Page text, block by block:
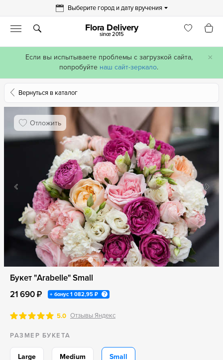
×
Если вы испытываете проблемы с загрузкой сайта,
попробуйте наш сайт-зеркало.
Выберите город и дату вручения
Flora Delivery
since 2015
Вернуться в каталог
Отложить
Букет "Arabelle" Small
21 690 ₽
+ бонус 1 082,95 ₽
5.0 Отзывы Яндекс
РАЗМЕР БУКЕТА
Large Medium Small